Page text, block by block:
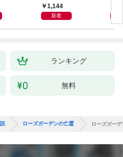
激重感情
ています
たしましょう【電子書
籍特装版】
1,144
新着
ランキング
無料
ローズガーデンの亡霊 ローズガー